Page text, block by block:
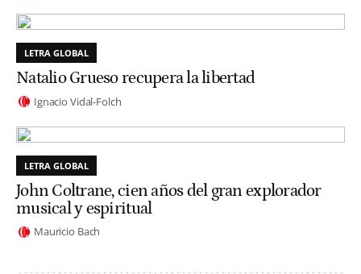
LETRA GLOBAL
Natalio Grueso recupera la libertad
Ignacio Vidal-Folch
LETRA GLOBAL
John Coltrane, cien años del gran explorador
musical y espiritual
Mauricio Bach